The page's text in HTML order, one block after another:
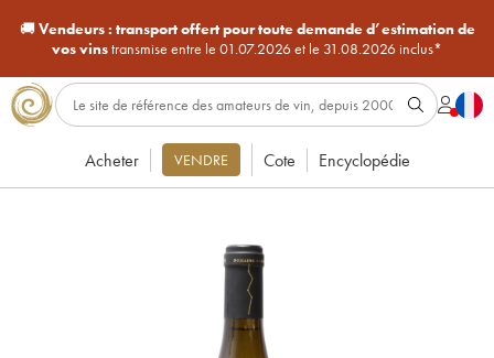
🚚Vendeurs : transport offert pour toute demande d’estimation de
vos vinstransmise entre le 01.07.2026 et le 31.08.2026 inclus*
Acheter VENDRE Cote Encyclopédie